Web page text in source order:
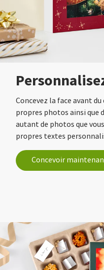
Concevez la face avant
propres photos ainsi que
autant de photos que
propres textes
Concevoir